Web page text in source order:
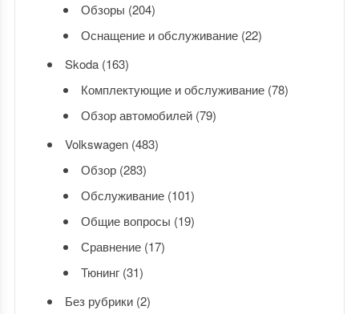
Обзоры (204)
Оснащение и обслуживание(22)
Skoda(163)
Комплектующие и обслуживание(78)
Обзор автомобилей(79)
Volkswagen(483)
Обзор(283)
Обслуживание(101)
Общие вопросы (19)
Сравнение(17)
Тюнинг(31)
Без рубрики(2)